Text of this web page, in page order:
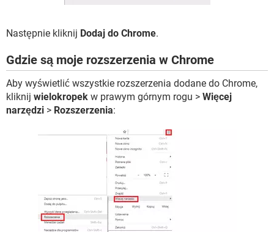
Następnie kliknij Dodaj do Chrome.
Gdzie są moje rozszerzenia w Chrome
Aby wyświetlić wszystkie rozszerzenia dodane do Chrome,
kliknij wielokropek w prawym górnym rogu > Więcej
narzędzi > Rozszerzenia: